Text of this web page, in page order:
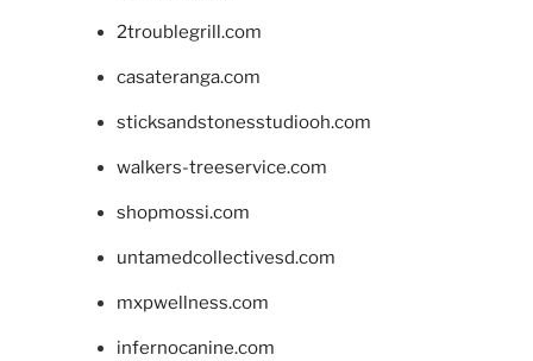
2troublegrill.com
casateranga.com
sticksandstonesstudiooh.com
walkers-treeservice.com
shopmossi.com
untamedcollectivesd.com
mxpwellness.com
infernocanine.com